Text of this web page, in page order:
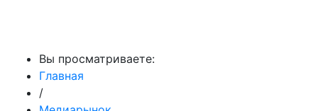
Вы просматриваете:
Главная
/